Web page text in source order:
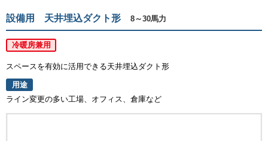
設備用 天井埋込ダクト形 8～30馬力
冷暖房兼用
スペースを有効に活用できる天井埋込ダクト形
用途
ライン変更の多い工場、オフィス、倉庫など